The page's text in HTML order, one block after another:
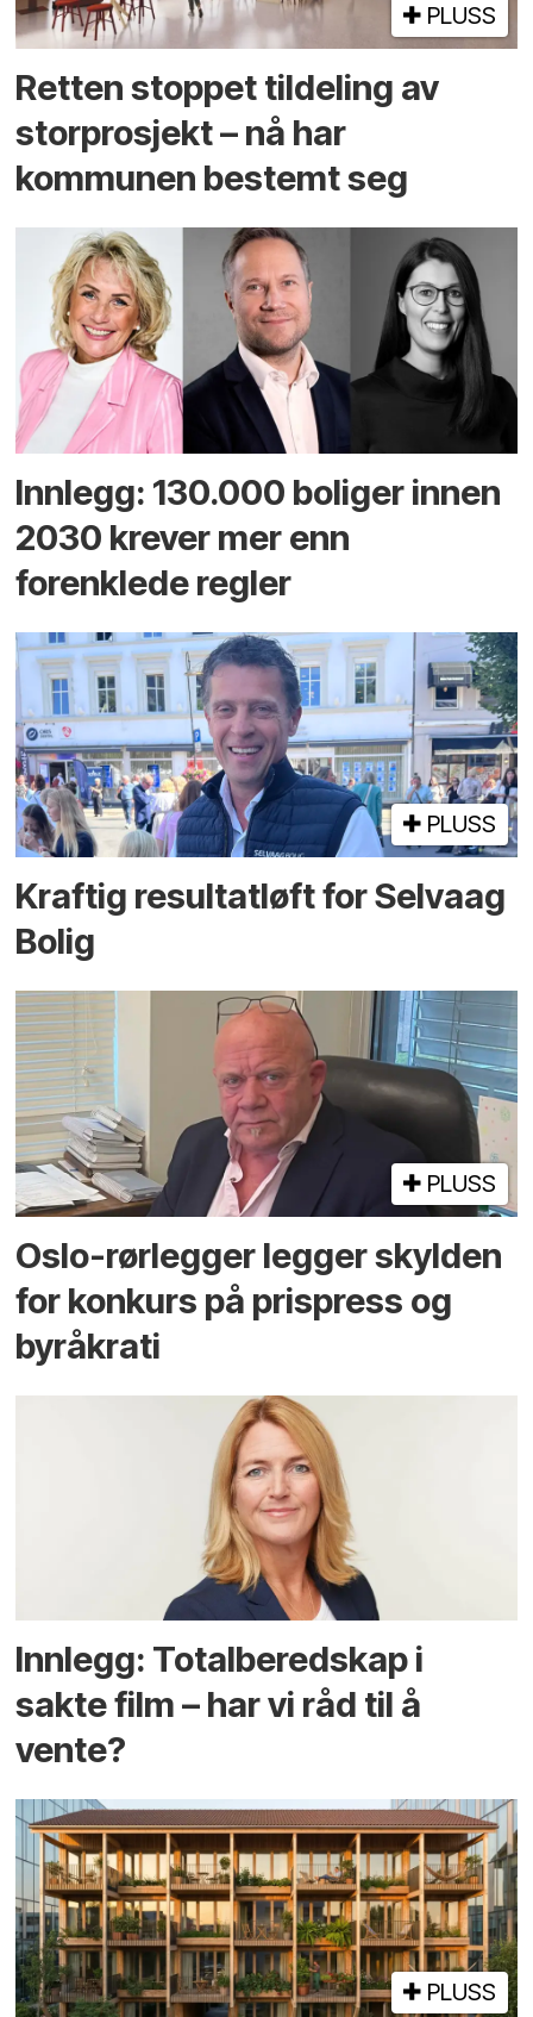
PLUSS
Retten stoppet tildeling av
storprosjekt – nå har
kommunen bestemt seg
Innlegg: 130.000 boliger innen
2030 krever mer enn
forenklede regler
PLUSS
Kraftig resultatløft for Selvaag
Bolig
PLUSS
Oslo-rørlegger legger skylden
for konkurs på prispress og
byråkrati
Innlegg: Totalberedskap i
sakte film – har vi råd til å
vente?
PLUSS